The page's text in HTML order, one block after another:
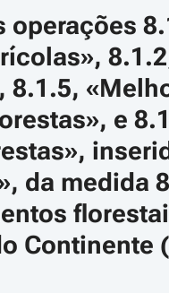
do calendário; Use
operações
8.1.5,
e
da medida
Continente